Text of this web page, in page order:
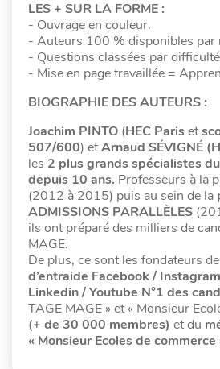
LES + SUR LA FORME :
- Ouvrage en couleur.
- Auteurs 100 % disponibles par
- Questions classées par
- Mise en page travaillée =
BIOGRAPHIE DES AUTEURS :
Joachim PINTO (HEC Paris et
507/600) etArnaud SÉVIGNÉ
les 2 plus grands spécialistes
depuis 10 ans. Professeurs à la
(2012 à 2015) puis au sein de la
ADMISSIONS PARALLÈLES
ils ont préparé des milliers de
MAGE.
De plus, ce sont les fondateurs
d’entraide Facebook /
Linkedin / Youtube N°1 des
TAGE MAGE » et « Monsieur
(+ de 30 000 membres) et du
« Monsieur Ecoles de commerce